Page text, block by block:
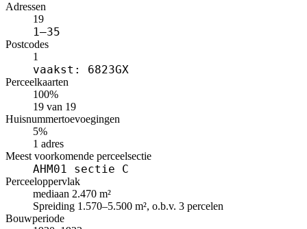
Adressen
19
1–35
Postcodes
1
vaakst: 6823GX
Perceelkaarten
100%
19 van 19
Huisnummertoevoegingen
5%
1 adres
Meest voorkomende perceelsectie
AHM01 sectie C
Perceeloppervlak
mediaan 2.470 m²
Spreiding 1.570–5.500 m², o.b.v. 3 percelen
Bouwperiode